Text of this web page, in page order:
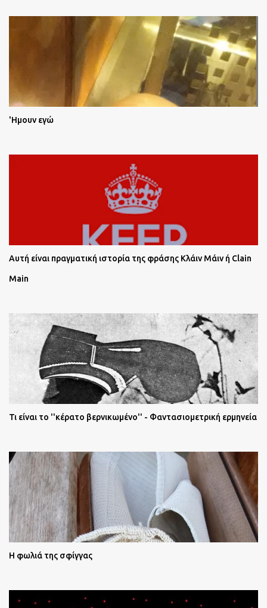
'Ημουν εγώ
Αυτή είναι πραγματική ιστορία της φράσης Κλάιν Μάιν ή Clain
Main
Τι είναι το ''κέρατο βερνικωμένο'' - Φαντασιομετρική ερμηνεία
Η φωλιά της σφίγγας